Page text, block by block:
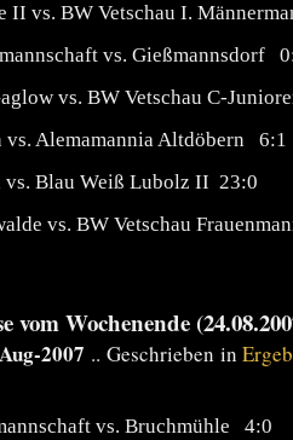
II vs. BW Vetschau I.
vs. Gießmannsdorf
vs. BW Vetschau C-
vs. Alemamannia Altdöbern 6:1
vs. Blau Weiß Lubolz II 23:0
vs. BW Vetschau
vom Wochenende
2007 .. Geschrieben in
vs. Bruchmühle 4:0